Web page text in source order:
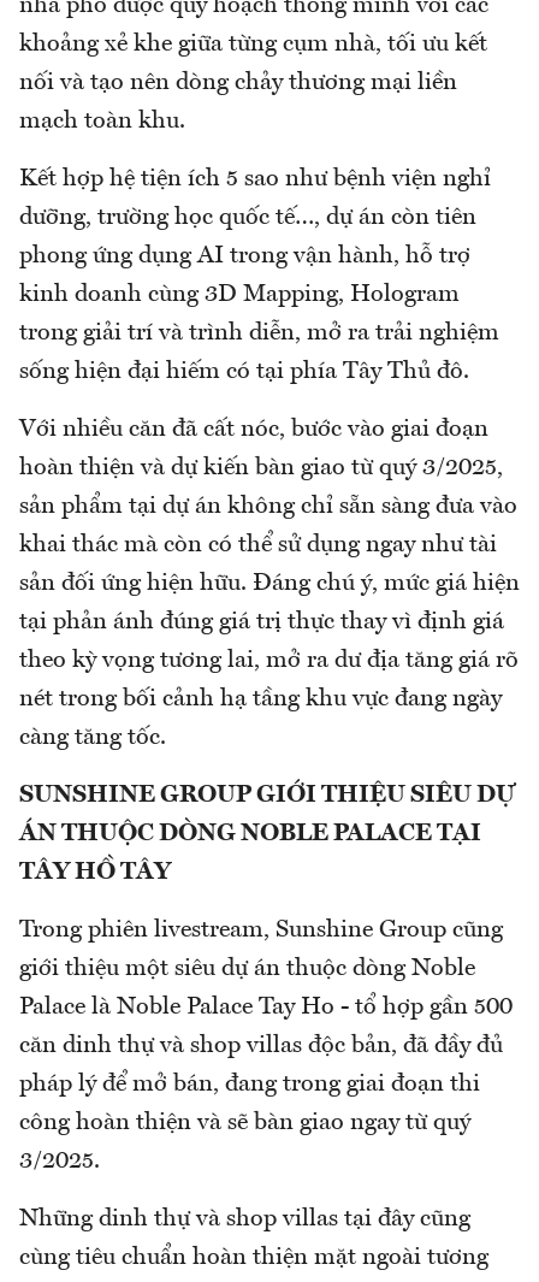
nhà phố được quy hoạch thông minh với các
khoảng xẻ khe giữa từng cụm nhà, tối ưu kết
nối và tạo nên dòng chảy thương mại liền
mạch toàn khu.
Kết hợp hệ tiện ích 5 sao như bệnh viện nghỉ
dưỡng, trường học quốc tế…, dự án còn tiên
phong ứng dụng AI trong vận hành, hỗ trợ
kinh doanh cùng 3D Mapping, Hologram
trong giải trí và trình diễn, mở ra trải nghiệm
sống hiện đại hiếm có tại phía Tây Thủ đô.
Với nhiều căn đã cất nóc, bước vào giai đoạn
hoàn thiện và dự kiến bàn giao từ quý 3/2025,
sản phẩm tại dự án không chỉ sẵn sàng đưa vào
khai thác mà còn có thể sử dụng ngay như tài
sản đối ứng hiện hữu. Đáng chú ý, mức giá hiện
tại phản ánh đúng giá trị thực thay vì định giá
theo kỳ vọng tương lai, mở ra dư địa tăng giá rõ
nét trong bối cảnh hạ tầng khu vực đang ngày
càng tăng tốc.
SUNSHINE GROUP GIỚI THIỆU SIÊU DỰ
ÁN THUỘC DÒNG NOBLE PALACE TẠI
TÂY HỒ TÂY
Trong phiên livestream, Sunshine Group cũng
giới thiệu một siêu dự án thuộc dòng Noble
Palace là Noble Palace Tay Ho - tổ hợp gần 500
căn dinh thự và shop villas độc bản, đã đầy đủ
pháp lý để mở bán, đang trong giai đoạn thi
công hoàn thiện và sẽ bàn giao ngay từ quý
3/2025.
Những dinh thự và shop villas tại đây cũng
cùng tiêu chuẩn hoàn thiện mặt ngoài tương